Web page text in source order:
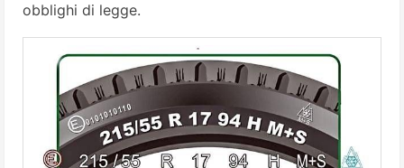
obblighi di legge.